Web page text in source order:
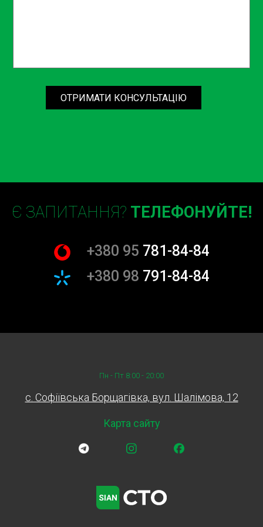
ОТРИМАТИ КОНСУЛЬТАЦІЮ
Є ЗАПИТАННЯ? ТЕЛЕФОНУЙТЕ!
+380 95 781-84-84
+380 98 791-84-84
Пн - Пт 8:00 - 20:00
c. Софіївська Борщагівка, вул. Шалімова, 12
Карта сайту